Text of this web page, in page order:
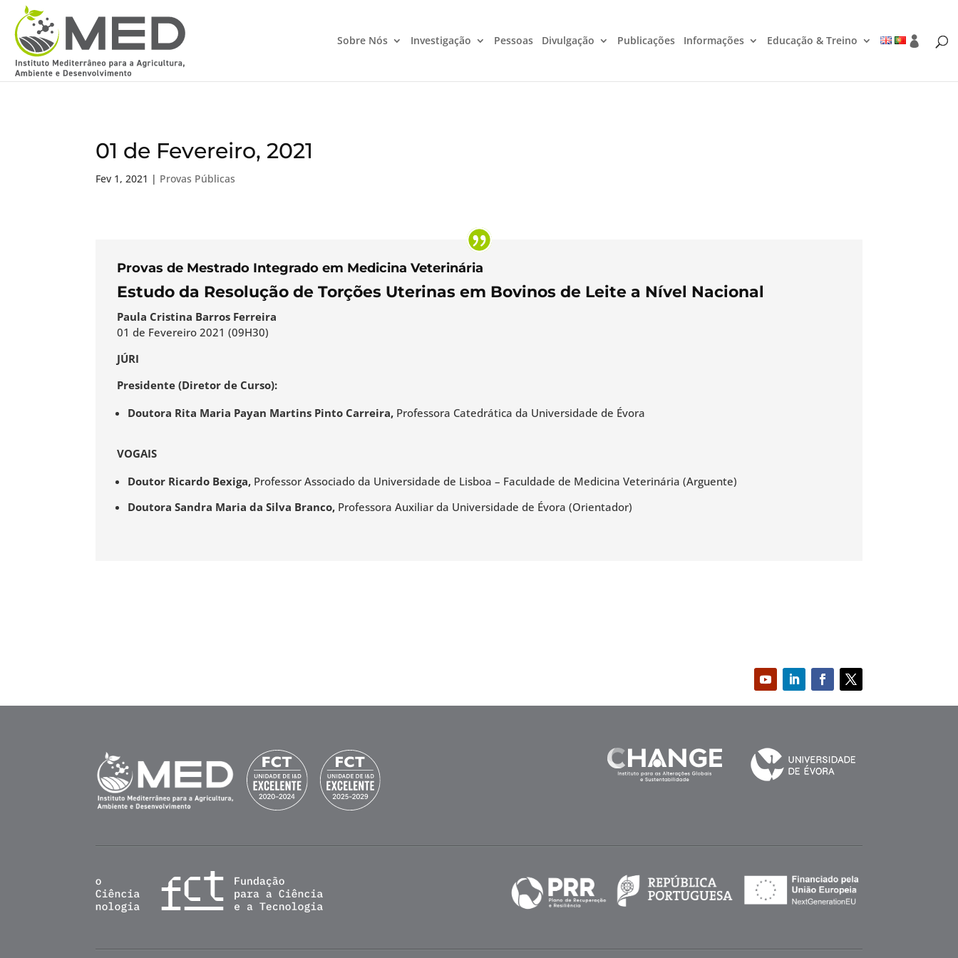
Sobre Nós Investigação Pessoas Divulgação Publicações Informações Educação & Treino
01 de Fevereiro, 2021
Fev 1, 2021 | Provas Públicas
Provas de Mestrado Integrado em Medicina Veterinária
Estudo da Resolução de Torções Uterinas em Bovinos de Leite a Nível Nacional
Paula Cristina Barros Ferreira
01 de Fevereiro 2021 (09H30)
JÚRI
Presidente (Diretor de Curso):
Doutora Rita Maria Payan Martins Pinto Carreira, Professora Catedrática da Universidade de Évora
VOGAIS
Doutor Ricardo Bexiga, Professor Associado da Universidade de Lisboa – Faculdade de Medicina Veterinária (Arguente)
Doutora Sandra Maria da Silva Branco, Professora Auxiliar da Universidade de Évora (Orientador)